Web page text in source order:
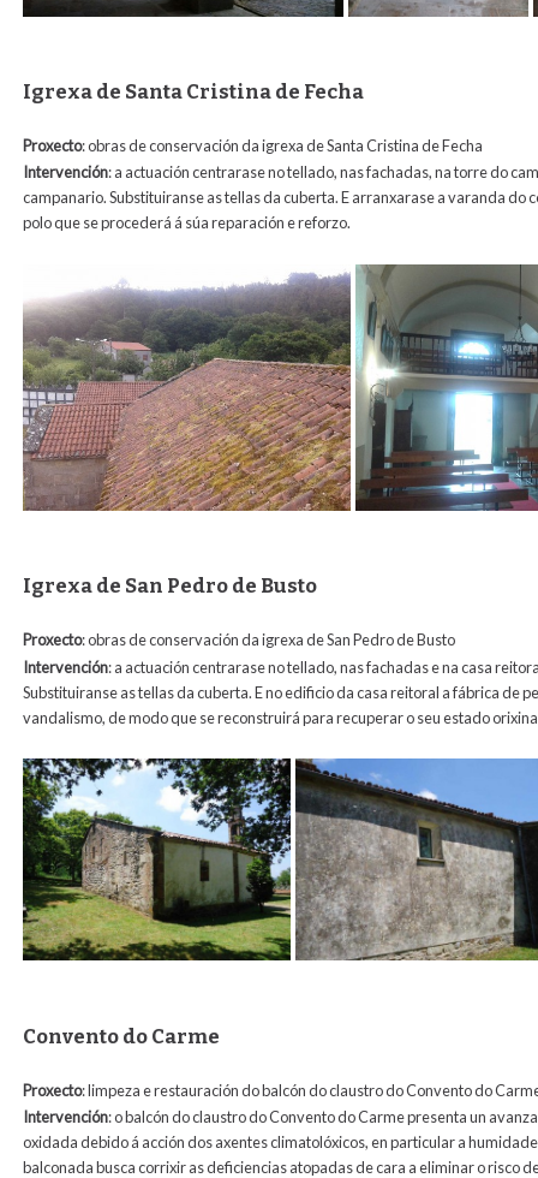
Igrexa de Santa Cristina de Fecha
Proxecto: obras de conservación da igrexa de Santa Cristina de Fecha
Intervención: a actuación centrarase no tellado, nas fachadas, na torre do
campanario. Substituiranse as tellas da cuberta. E arranxarase a varanda
polo que se procederá á súa reparación e reforzo.
Igrexa de San Pedro de Busto
Proxecto: obras de conservación da igrexa de San Pedro de Busto
Intervención: a actuación centrarase no tellado, nas fachadas e na casa
Substituiranse as tellas da cuberta. E no edificio da casa reitoral a fábrica de
vandalismo, de modo que se reconstruirá para recuperar o seu estado
Convento do Carme
Proxecto: limpeza e restauración do balcón do claustro do Convento do
Intervención: o balcón do claustro do Convento do Carme presenta un
oxidada debido á acción dos axentes climatolóxicos, en particular a
balconada busca corrixir as deficiencias atopadas de cara a eliminar o risco